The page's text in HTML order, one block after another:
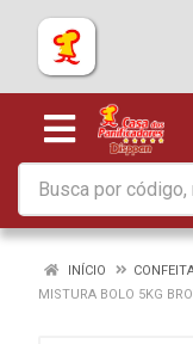
INÍCIO
MISTURA BOLO 5KG